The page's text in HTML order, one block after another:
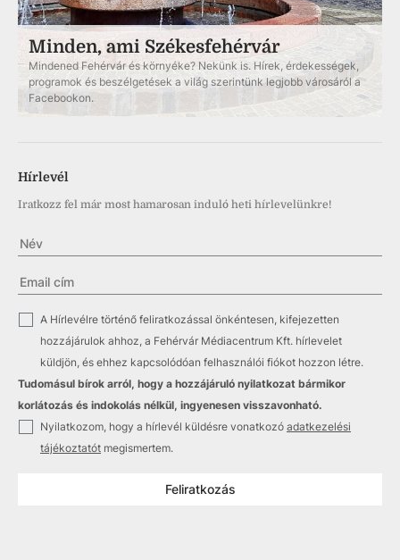
Minden, ami Székesfehérvár
Mindened Fehérvár és környéke? Nekünk is. Hírek, érdekességek,
programok és beszélgetések a világ szerintünk legjobb városáról a
Facebookon.
Hírlevél
Iratkozz fel már most hamarosan induló heti hírlevelünkre!
A Hírlevélre történő feliratkozással önkéntesen, kifejezetten
hozzájárulok ahhoz, a Fehérvár Médiacentrum Kft. hírlevelet
küldjön, és ehhez kapcsolódóan felhasználói fiókot hozzon létre.
Tudomásul bírok arról, hogy a hozzájáruló nyilatkozat bármikor
korlátozás és indokolás nélkül, ingyenesen visszavonható.
Nyilatkozom, hogy a hírlevél küldésre vonatkozó adatkezelési
tájékoztatót megismertem.
Feliratkozás